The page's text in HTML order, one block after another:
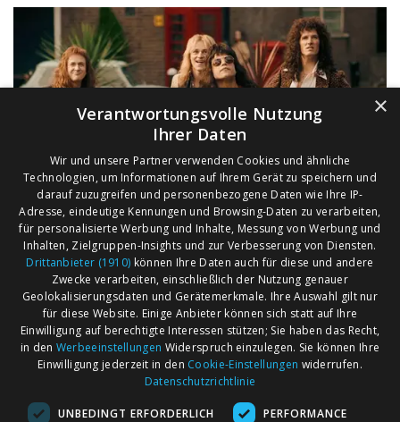
AGB
Impressum
Kontakt
Märkte nach Bundesländern
Märkte nach PLZ
Märkte nach Umkreis
Flohmarkt
×
Verantwortungsvolle Nutzung
Ihrer Daten
Wir und unsere Partner verwenden Cookies und ähnliche
Technologien, um Informationen auf Ihrem Gerät zu speichern und
darauf zuzugreifen und personenbezogene Daten wie Ihre IP-
Adresse, eindeutige Kennungen und Browsing-Daten zu verarbeiten,
für personalisierte Werbung und Inhalte, Messung von Werbung und
Inhalten, Zielgruppen-Insights und zur Verbesserung von Diensten.
Drittanbieter (1910) können Ihre Daten auch für diese und andere
Zwecke verarbeiten, einschließlich der Nutzung genauer
Geolokalisierungsdaten und Gerätemerkmale. Ihre Auswahl gilt nur
für diese Website. Einige Anbieter können sich statt auf Ihre
Einwilligung auf berechtigte Interessen stützen; Sie haben das Recht,
in den Werbeeinstellungen Widerspruch einzulegen. Sie können Ihre
Einwilligung jederzeit in den Cookie-Einstellungen widerrufen.
Datenschutzrichtlinie
UNBEDINGT ERFORDERLICH PERFORMANCE